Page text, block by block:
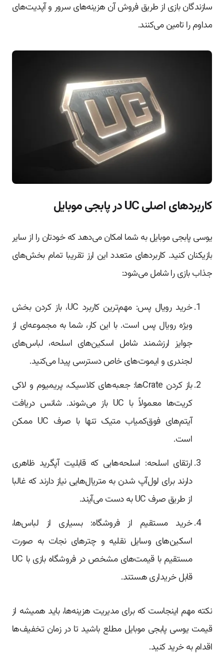
سازندگان بازی از طریق فروش آن هزینه‌های سرور و آپدیت‌های
مداوم را تامین می‌کنند.
کاربردهای اصلی UC در پابجی موبایل
یوسی پابجی موبایل به شما امکان می‌دهد که خودتان را از سایر
بازیکنان کنید. کاربردهای متعدد این ارز تقریبا تمام بخش‌های
جذاب بازی را شامل می‌شود:
خرید رویال پس: مهم‌ترین کاربرد UC، باز کردن بخش
ویژه رویال پس است. با این کار، شما به مجموعه‌ای از
جوایز ارزشمند شامل اسکین‌های اسلحه، لباس‌های
لجندری و ایموت‌های خاص دسترسی پیدا می‌کنید.
باز کردن Crateها: جعبه‌های کلاسیک، پریمیوم و لاکی
کریت‌ها معمولاً با UC باز می‌شوند. شانس دریافت
آیتم‌های فوق‌کمیاب متیک تنها با صرف UC ممکن
است.
ارتقای اسلحه: اسلحه‌هایی که قابلیت آپگرید ظاهری
دارند برای لول‌آپ شدن به متریال‌هایی نیاز دارند که غالبا
از طریق صرف UC به دست می‌آیند.
خرید مستقیم از فروشگاه: بسیاری از لباس‌ها،
اسکین‌های وسایل نقلیه و چترهای نجات به صورت
مستقیم با قیمت‌های مشخص در فروشگاه بازی با UC
قابل خریداری هستند.
نکته مهم اینجاست که برای مدیریت هزینه‌ها، باید همیشه از
قیمت یوسی پابجی موبایل مطلع باشید تا در زمان تخفیف‌ها
اقدام به خرید کنید.